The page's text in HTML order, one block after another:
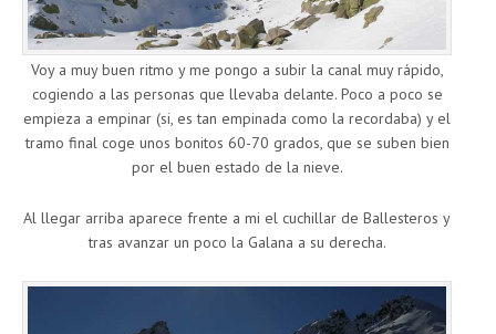
Voy a muy buen ritmo y me pongo a subir la canal muy rápido,
cogiendo a las personas que llevaba delante. Poco a poco se
empieza a empinar (si, es tan empinada como la recordaba) y el
tramo final coge unos bonitos 60-70 grados, que se suben bien
por el buen estado de la nieve.
Al llegar arriba aparece frente a mi el cuchillar de Ballesteros y
tras avanzar un poco la Galana a su derecha.